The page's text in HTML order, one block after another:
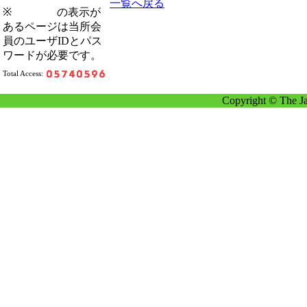
※
の表示が
あるページは当所会
員のユーザIDとパス
ワードが必要です。
Total Access:
一覧へ戻る
Copyright © The